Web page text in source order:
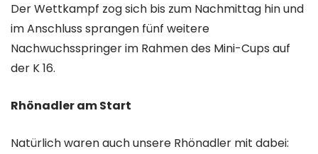
Der Wettkampf zog sich bis zum Nachmittag hin und
im Anschluss sprangen fünf weitere
Nachwuchsspringer im Rahmen des Mini-Cups auf
der K 16.
Rhönadler am Start
Natürlich waren auch unsere Rhönadler mit dabei: